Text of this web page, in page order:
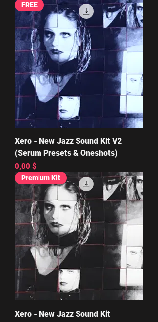
FREE
Xero - New Jazz Sound Kit V2
(Serum Presets & Oneshots)
Цена
0,00 $
Premium Kit
Xero - New Jazz Sound Kit